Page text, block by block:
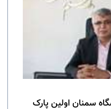
سمنان اولین پارک